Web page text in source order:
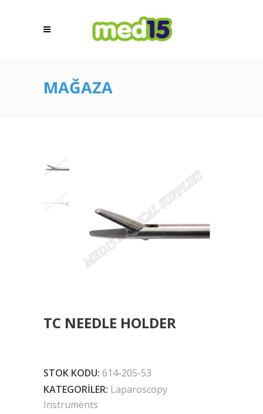
MAĞAZA
TC NEEDLE HOLDER
STOK KODU: 614-205-53
KATEGORILER: Laparoscopy
Instruments